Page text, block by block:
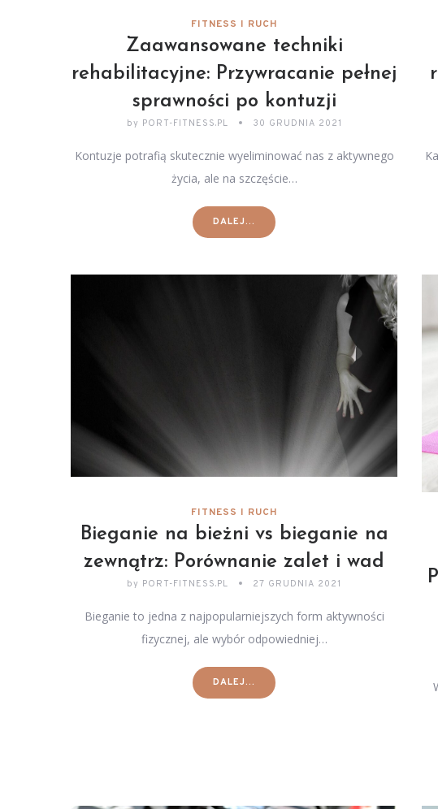
FITNESS I RUCH
Zaawansowane techniki
rehabilitacyjne: Przywracanie pełnej
sprawności po kontuzji
by PORT-FITNESS.PL 30 GRUDNIA 2021
Kontuzje potrafią skutecznie wyeliminować nas z aktywnego
życia, ale na szczęście…
DALEJ...
FITNESS I RUCH
Bieganie na bieżni vs bieganie na
zewnątrz: Porównanie zalet i wad
by PORT-FITNESS.PL 27 GRUDNIA 2021
Bieganie to jedna z najpopularniejszych form aktywności
fizycznej, ale wybór odpowiedniej…
DALEJ...